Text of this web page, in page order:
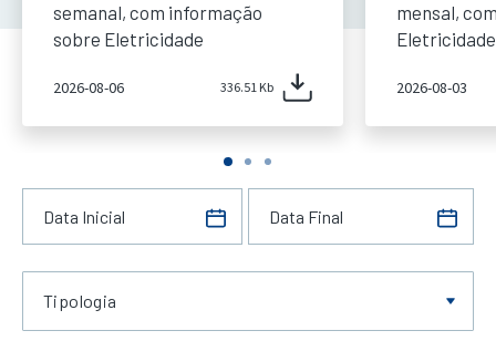
semanal, com informação
sobre Eletricidade
2026-08-06 336.51 Kb
mensal,
Eletricidade
2026-08-03
Tipologia